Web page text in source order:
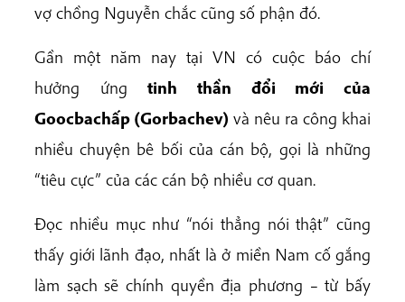
vợ chồng Nguyễn chắc cũng số phận đó.
Gần một năm nay tại VN có cuộc báo chí
hưởng ứngtinh thần đổi mới của
Goocbachấp (Gorbachev) và nêu ra công khai
nhiều chuyện bê bối của cán bộ, gọi là những
“tiêu cực” của các cán bộ nhiều cơ quan.
Đọc nhiều mục như “nói thẳng nói thật” cũng
thấy giới lãnh đạo, nhất là ở miền Nam cố gắng
làm sạch sẽ chính quyền địa phương – từ bấy